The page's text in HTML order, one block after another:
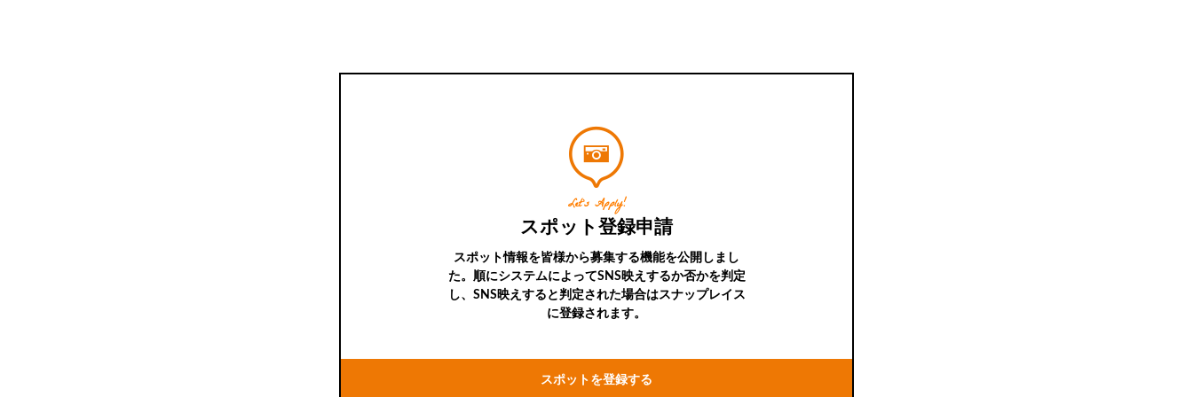
Let’s Apply!
スポット登録申請
スポット情報を皆様から募集する機能を公開しまし
た。順にシステムによってSNS映えするか否かを判定
し、SNS映えすると判定された場合はスナップレイス
に登録されます。
スポットを登録する